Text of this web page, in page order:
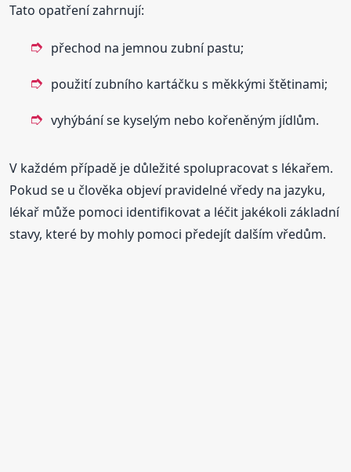
Tato opatření zahrnují:
přechod na jemnou zubní pastu;
použití zubního kartáčku s měkkými štětinami;
vyhýbání se kyselým nebo kořeněným jídlům.
V každém případě je důležité spolupracovat s lékařem.
Pokud se u člověka objeví pravidelné vředy na jazyku,
lékař může pomoci identifikovat a léčit jakékoli základní
stavy, které by mohly pomoci předejít dalším vředům.